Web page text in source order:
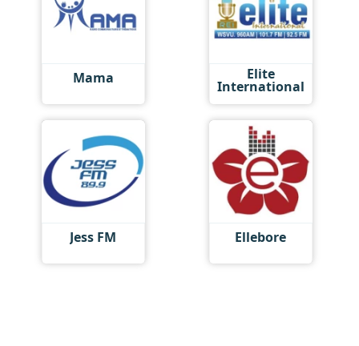
Mama Elite
International
Jess FM Ellebore